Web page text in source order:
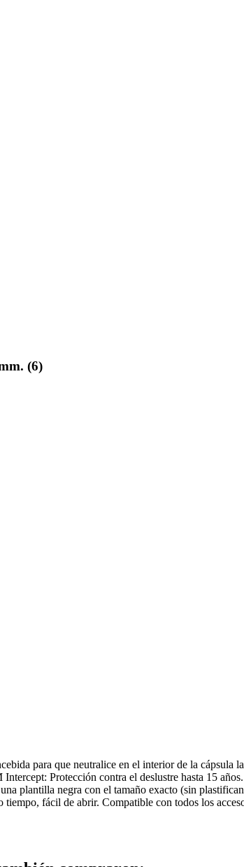
(6)
para que neutralice en el interior de la cápsula
Protección contra el deslustre hasta 15
plantilla negra con el tamaño exacto (sin
tiempo, fácil de abrir. Compatible con todos los